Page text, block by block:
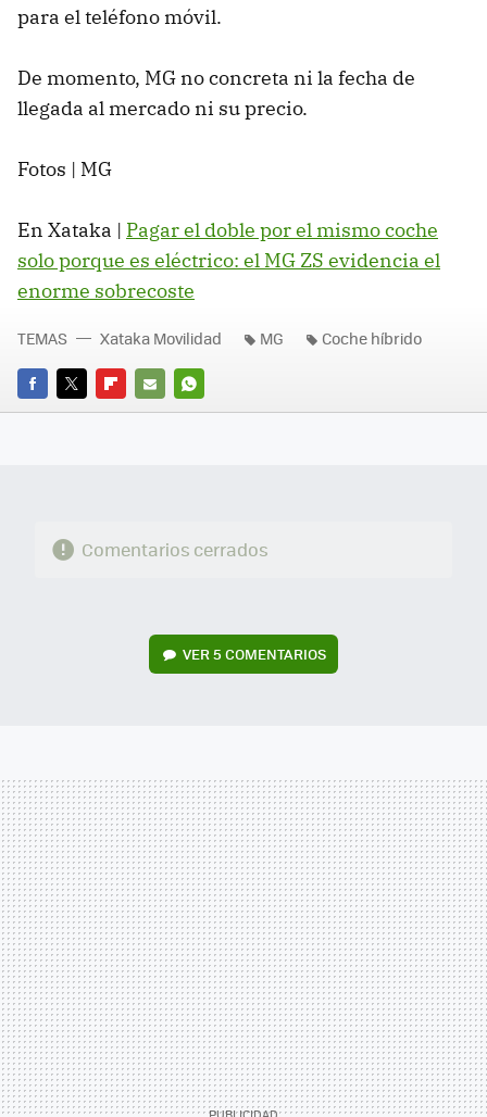
para el teléfono móvil.
De momento, MG no concreta ni la fecha de
llegada al mercado ni su precio.
Fotos | MG
En Xataka | Pagar el doble por el mismo coche
solo porque es eléctrico: el MG ZS evidencia el
enorme sobrecoste
FACEBOOK
TWITTERFLIPBOARD
E-
WHATSAPP
TEMAS Xataka Movilidad MG Coche híbrido
Comentarios cerrados
VER 5 COMENTARIOS